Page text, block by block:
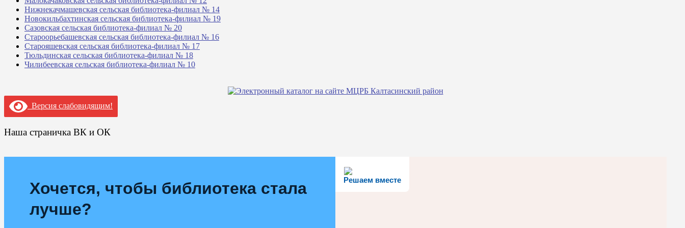
Нижнекачмашевская сельская библиотека-филиал № 14
Новокильбахтинская сельская библиотека-филиал № 19
Сазовская сельская библиотека-филиал № 20
Староорьебашевская сельская библиотека-филиал № 16
Старояшевская сельская библиотека-филиал № 17
Тюльдинская сельская библиотека-филиал № 18
Чилибеевская сельская библиотека-филиал № 10
Версия слабовидящим!
Наша страничка ВК и ОК
Решаем вместе
Хочется, чтобы библиотека стала
лучше?